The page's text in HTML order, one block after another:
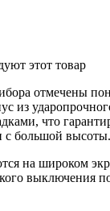
этот товар
отмечены
из
что
с большой высоты.
на широком
выключения